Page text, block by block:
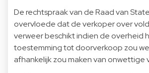
De rechtspraak van de Raad van
overvloede dat de verkoper over
verweer beschikt indien de overheid
toestemming tot doorverkoop zou
afhankelijk zou maken van onwettige